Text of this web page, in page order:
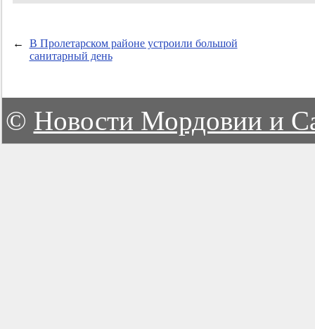
←
В Пролетарском районе устроили большой
санитарный день
© Новости Мордовии и